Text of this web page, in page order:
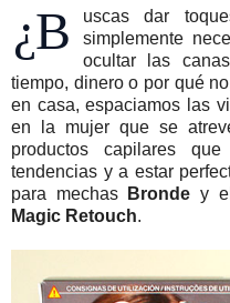
¿B
uscas dar
simplemente
ocultar las
tiempo, dinero o por qué
en casa, espaciamos las
en la mujer que se
productos capilares
tendencias y a estar
para mechas
Bronde y
Magic Retouch.